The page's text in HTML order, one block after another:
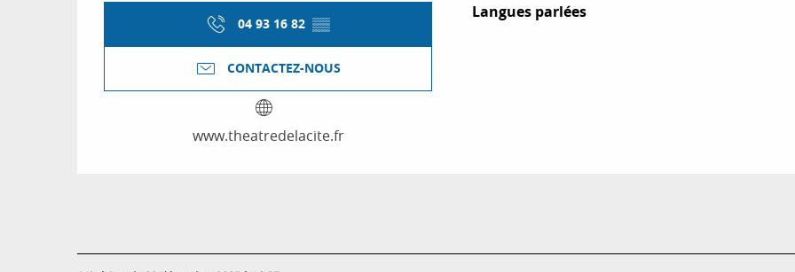
04 93 16 82 ▒▒
CONTACTEZ-NOUS
www.theatredelacite.fr
Langues parlées
Langues parlées